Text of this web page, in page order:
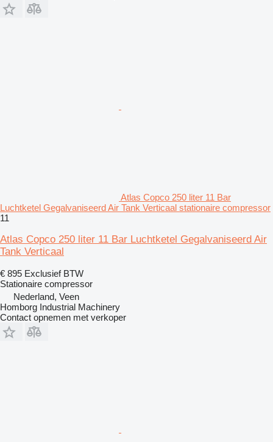
Atlas Copco 250 liter 11 Bar
Luchtketel Gegalvaniseerd Air Tank Verticaal stationaire compressor
11
Atlas Copco 250 liter 11 Bar Luchtketel Gegalvaniseerd Air
Tank Verticaal
€ 895 Exclusief BTW
Stationaire compressor
Nederland, Veen
Homborg Industrial Machinery
Contact opnemen met verkoper